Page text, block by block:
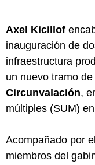
Axel Kicillof
inauguración de
infraestructura
un nuevo tramo
Circunvalación,
múltiples (SUM)
Acompañado por
miembros del